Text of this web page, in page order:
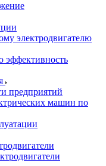
электродвигателю
предприятий
машин по